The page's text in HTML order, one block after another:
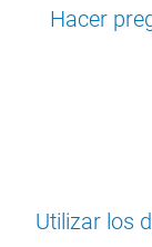
Hacer
Utilizar los